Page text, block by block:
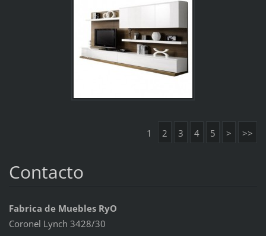
1 2 3 4 5 > >>
Contacto
Fabrica de Muebles RyO
Coronel Lynch 3428/30